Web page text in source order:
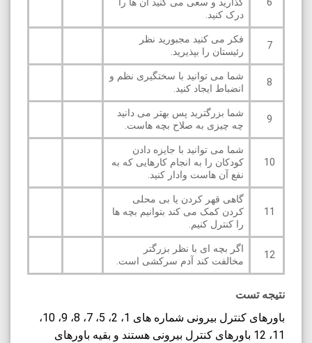
6
گذارید و سعی می کنید آن ها را
درک کنید.
7
فکر می کنید مجبورید نظر
رئیستان را بپذیرید.
8
شما می توانید با سختگیری نظم و
انضباط ایجاد کنید.
9
شما بزرگترید پس بهتر می دانید
چه چیزی به صلاح بچه هاست.
10
شما می توانید با جایزه دادن
کودکان را به انجام کارهایی که به
نفع آن هاست وادار کنید.
11
گاهی قهر کردن یا بی محلی
کردن کمک می کند بتوانیم بچه ها
را کنترل کنیم.
12
اگر بچه ای با نظر بزرگتر
مخالفت کند آدم سرکشی است.
نتیجه تست
باورهای کنترل بیرونی شماره های 1، 2، 5، 7، 8، 9، 10،
11، 12 باورهای کنترل بیرونی هستند و بقیه باورهای